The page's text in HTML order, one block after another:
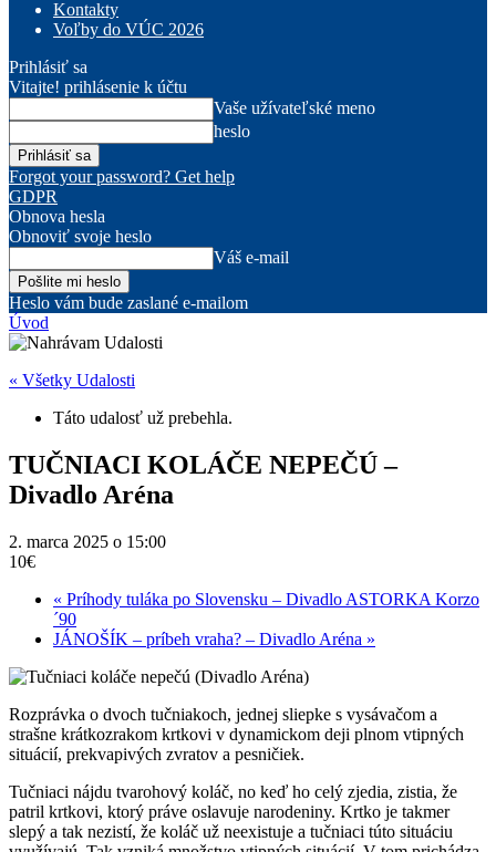
Kontakty
Voľby do VÚC 2026
Prihlásiť sa
Vitajte! prihlásenie k účtu
Vaše užívateľské meno
heslo
Forgot your password? Get help
GDPR
Obnova hesla
Obnoviť svoje heslo
Váš e-mail
Heslo vám bude zaslané e-mailom
Úvod
« Všetky Udalosti
Táto udalosť už prebehla.
TUČNIACI KOLÁČE NEPEČÚ –
Divadlo Aréna
2. marca 2025 o 15:00
10€
« Príhody tuláka po Slovensku – Divadlo ASTORKA Korzo
´90
JÁNOŠÍK – príbeh vraha? – Divadlo Aréna »
Rozprávka o dvoch tučniakoch, jednej sliepke s vysávačom a
strašne krátkozrakom krtkovi v dynamickom deji plnom vtipných
situácií, prekvapivých zvratov a pesničiek.
Tučniaci nájdu tvarohový koláč, no keď ho celý zjedia, zistia, že
patril krtkovi, ktorý práve oslavuje narodeniny. Krtko je takmer
slepý a tak nezistí, že koláč už neexistuje a tučniaci túto situáciu